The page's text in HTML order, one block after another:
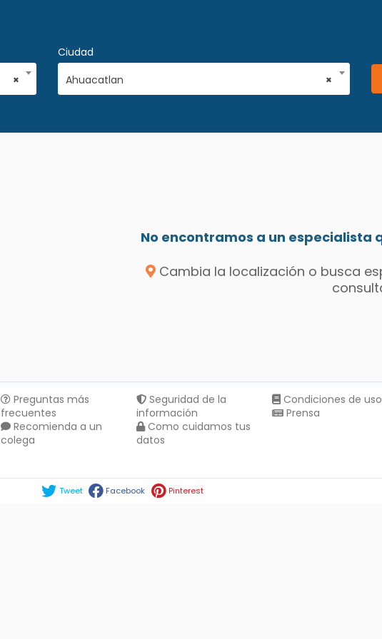
×
Ciudad
×
Ahuacatlan
No encontramos a un especialista
Cambia la localización o busca
Preguntas más
frecuentes
Recomienda a un
colega
Seguridad de la
información
Como cuidamos tus
datos
Condiciones de uso
Prensa
Tweet Facebook Pinterest